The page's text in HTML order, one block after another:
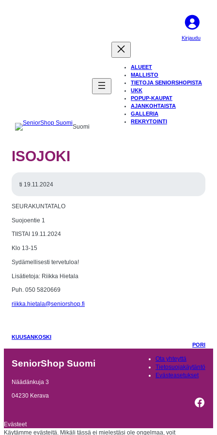
Suomi
Kirjaudu
ALUEET
MALLISTO
TIETOJA SENIORSHOPISTA
UKK
POPUP-KAUPAT
AJANKOHTAISTA
GALLERIA
REKRYTOINTI
ISOJOKI
ti 19.11.2024
SEURAKUNTATALO
Suojoentie 1
TIISTAI 19.11.2024
Klo 13-15
Sydämellisesti tervetuloa!
Lisätietoja: Riikka Hietala
Puh. 050 5820669
riikka.hietala@seniorshop.fi
KUUSANKOSKI
PORI
SeniorShop Suomi
Näädänkuja 3
04230 Kerava
Ota yhteyttä
Tietosuojakäytäntö
Evästeasetukset
Evästeet
Käytämme evästeitä. Mikäli tässä ei mielestäsi ole ongelmaa, voit